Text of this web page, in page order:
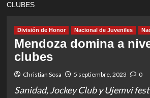
CLUBES
División de Honor Nacional de Juveniles
Mendoza domina a
clubes
Christian Sosa 5 septiembre, 2023 0
Sanidad, Jockey Club y Ujemvi